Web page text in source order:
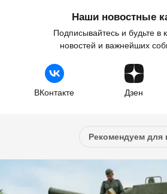
Наши новостные
Подписывайтесь и будьте в
новостей и важнейших
ВКонтакте Дзен
Рекомендуем для